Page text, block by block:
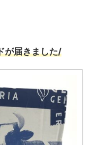
が届きました/